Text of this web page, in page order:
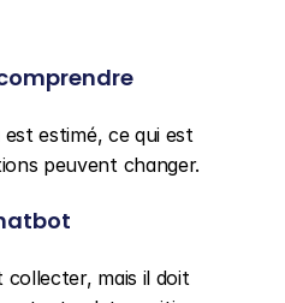
estimé, ce qui est
peuvent changer.
mais il doit